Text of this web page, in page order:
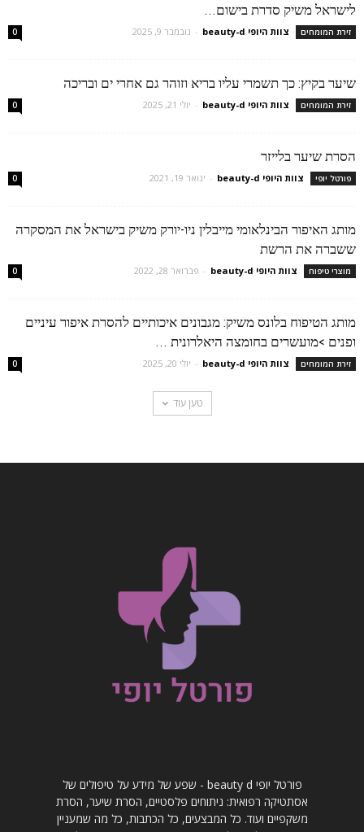
לישראל משיק סדרת בישום...
זירת המומחים צוות היופי beauty-d - נובמבר 9, 2025 0
שיער בקיץ: כך תשמרי עליו בריא וזוהר גם אחרי ים ובריכה
זירת המומחים צוות היופי beauty-d - יולי 21, 2025 0
הסרת שיער בלייזר
פורטל יופי צוות היופי beauty-d - ינואר 19, 2021 0
מותג האיפור הבינלאומי מייבלין ניו-יורק משיק בישראל את המסקרה
ששברה את הרשת
מוצרי טיפוח צוות היופי beauty-d - פברואר 28, 2022 0
מותג הטיפוח בלונס משיק: מגבונים איכותיים להסרת איפור עיניים
ופנים >מועשרים בחומצה היאלרונית ...
זירת המומחים צוות היופי beauty-d - יולי 20, 2025 0
טען עוד
פורטל יופי beauty d - שפע של מידע על טיפולים של
אסתטיקה רפואית: ניתוחים פלסטיים, הסרת שיער, הסרת
משקפיים ועוד. כל המבצעים, כל הכתבות, כל מה שמעניין